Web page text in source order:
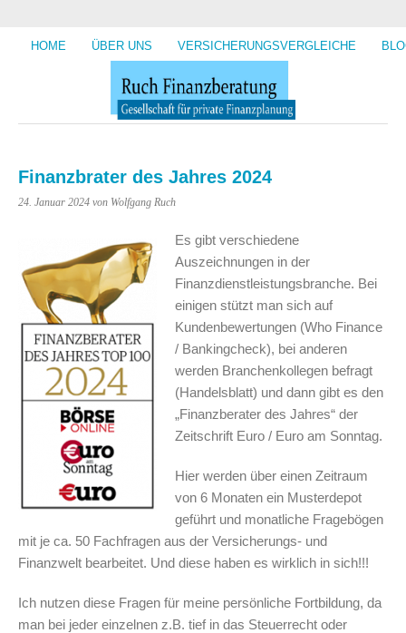
HOME ÜBER UNS VERSICHERUNGSVERGLEICHE
Finanzbrater des Jahres 2024
24. Januar 2024 von Wolfgang Ruch
Es gibt verschiedene
Auszeichnungen in der
Finanzdienstleistungsbranche. Bei
einigen stützt man sich auf
Kundenbewertungen (Who Finance
/ Bankingcheck), bei anderen
werden Branchenkollegen befragt
(Handelsblatt) und dann gibt es den
„Finanzberater des Jahres“ der
Zeitschrift Euro / Euro am Sonntag.
Hier werden über einen Zeitraum
von 6 Monaten ein Musterdepot
geführt und monatliche Fragebögen
mit je ca. 50 Fachfragen aus der Versicherungs- und
Finanzwelt bearbeitet. Und diese haben es wirklich in sich!!!
Ich nutzen diese Fragen für meine persönliche Fortbildung, da
man bei jeder einzelnen z.B. tief in das Steuerrecht oder